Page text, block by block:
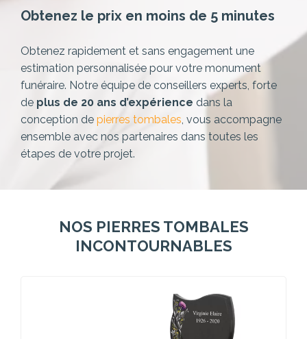
Obtenez le prix en moins de 5 minutes
Obtenez rapidement et sans engagement une
estimation personnalisée pour votre monument
funéraire. Notre équipe de conseillers experts, forte
de plus de 20 ans d’expérience dans la
conception de pierres tombales, vous accompagne
ensemble avec nos partenaires dans toutes les
étapes de votre projet.
NOS PIERRES TOMBALES
INCONTOURNABLES